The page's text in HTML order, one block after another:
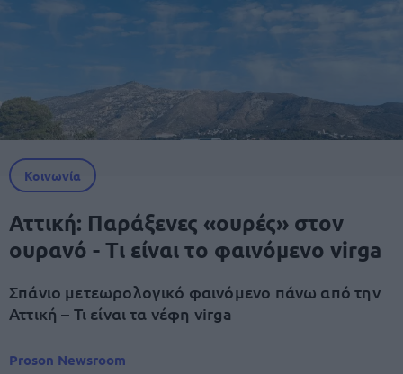
Κοινωνία
Αττική: Παράξενες «ουρές» στον
ουρανό - Τι είναι το φαινόμενο virga
Σπάνιο μετεωρολογικό φαινόμενο πάνω από την
Αττική – Τι είναι τα νέφη virga
Proson Newsroom